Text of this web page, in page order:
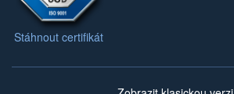
Stáhnout certifikát